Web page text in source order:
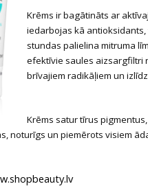
Krēms ir bagātināts ar
iedarbojas kā
stundas palielina mitruma
efektīvie saules aizsargfiltri
brīvajiem radikāļiem un
Krēms satur tīrus
noturīgs un piemērots visiem